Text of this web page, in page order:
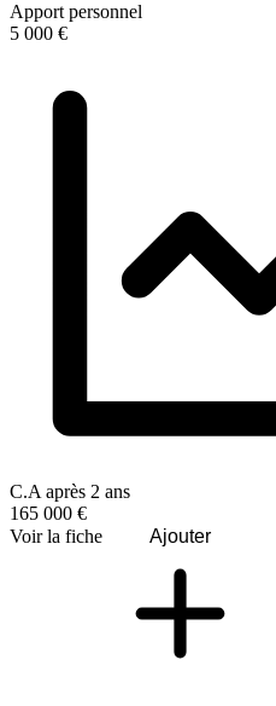
Apport personnel
5 000 €
C.A après 2 ans
165 000 €
Voir la fiche
Ajouter